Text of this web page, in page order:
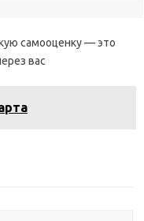
самооценку — это
вас